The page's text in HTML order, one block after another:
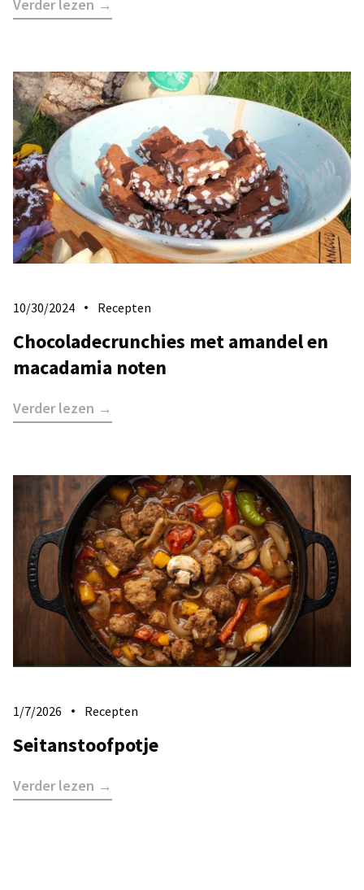
Verder lezen →
10/30/2024 Recepten
Chocoladecrunchies met amandel en
macadamia noten
Verder lezen →
1/7/2026 Recepten
Seitanstoofpotje
Verder lezen →